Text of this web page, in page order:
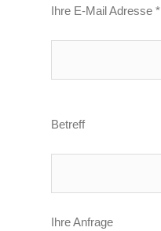
Ihre E-Mail Adresse *
Betreff
Ihre Anfrage